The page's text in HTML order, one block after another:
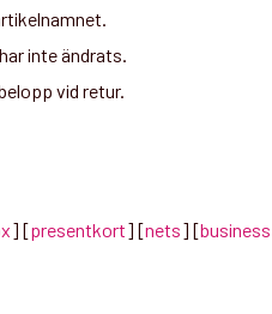
inte ändrats.
vid retur.
] [presentkort] [nets] [business